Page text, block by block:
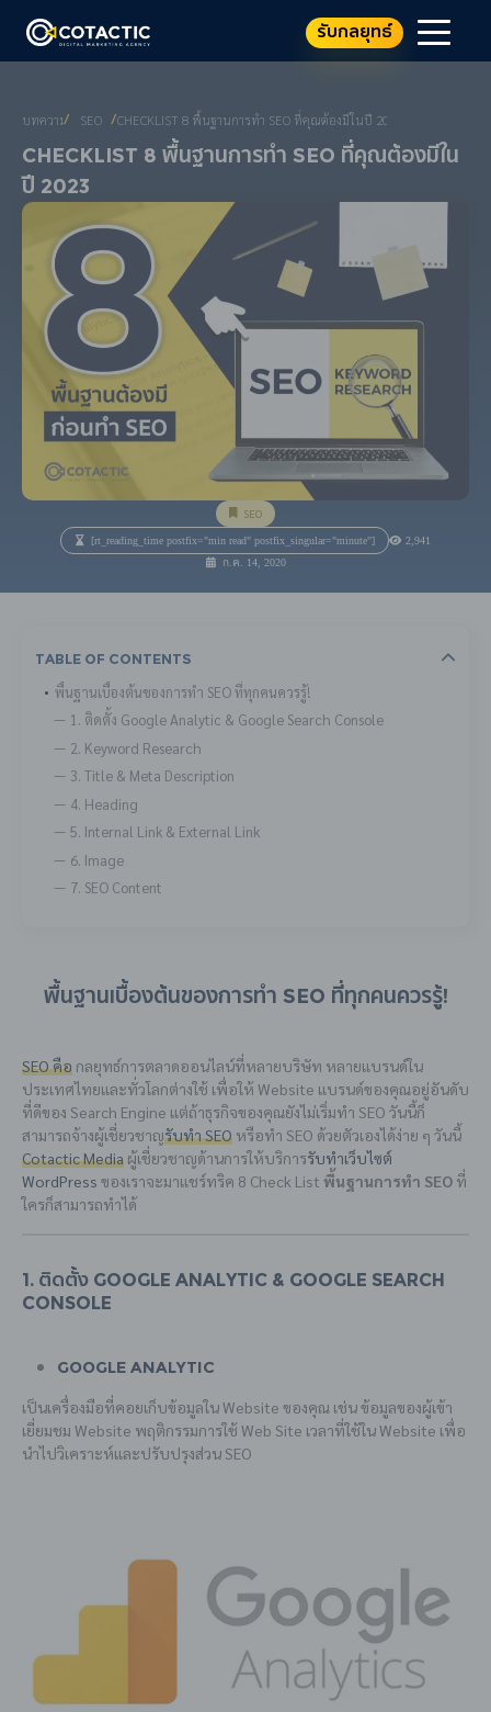
รับกลยุทธ์
บทความ/ SEO /CHECKLIST 8 พื้นฐานการทำ SEO ที่คุณต้องมีในปี 2023
Checklist 8 พื้นฐานการทำ SEO ที่คุณต้องมีใน
ปี 2023
SEO
[rt_reading_time postfix="min read" postfix_singular="minute"]
2,941
ก.ค. 14, 2020
Table Of Contents
พื้นฐานเบื้องต้นของการทำ SEO ที่ทุกคนควรรู้!
1. ติดตั้ง Google Analytic & Google Search Console
2. Keyword Research
3. Title & Meta Description
4. Heading
5. Internal Link & External Link
6. Image
7. SEO Content
พื้นฐานเบื้องต้นของการทำ SEO ที่ทุกคนควรรู้!
SEO คือกลยุทธ์การตลาดออนไลน์ที่หลายบริษัท หลายแบรนด์ใน
ประเทศไทยและทั่วโลกต่างใช้ เพื่อให้ Website แบรนด์ของคุณอยู่อันดับ
ที่ดีของ Search Engine แต่ถ้าธุรกิจของคุณยังไม่เริ่มทำ SEO วันนี้ก็
สามารถจ้างผู้เชี่ยวชาญรับทำ SEO หรือทำ SEO ด้วยตัวเองได้ง่าย ๆ วันนี้
Cotactic Media ผู้เชี่ยวชาญด้านการให้บริการรับทำเว็บไซต์
WordPress ของเราจะมาแชร์ทริค 8 Check List พื้นฐานการทำ SEO ที่
ใครก็สามารถทำได้
1. ติดตั้ง Google Analytic & Google Search
Console
Google Analytic
เป็นเครื่องมือที่คอยเก็บข้อมูลใน Website ของคุณ เช่น ข้อมูลของผู้เข้า
เยี่ยมชม Website พฤติกรรมการใช้ Web Site เวลาที่ใช้ใน Website เพื่อ
นำไปวิเคราะห์และปรับปรุงส่วน SEO